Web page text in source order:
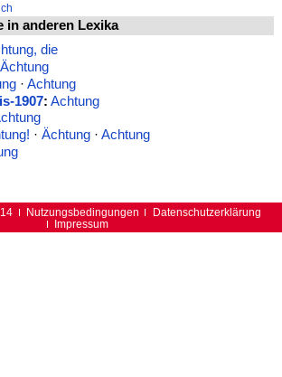
in anderen Lexika
die
Ächtung
· Achtung
1907: Achtung
· Ächtung· Achtung
Nutzungsbedingungen
Datenschutzerklärung
Impressum